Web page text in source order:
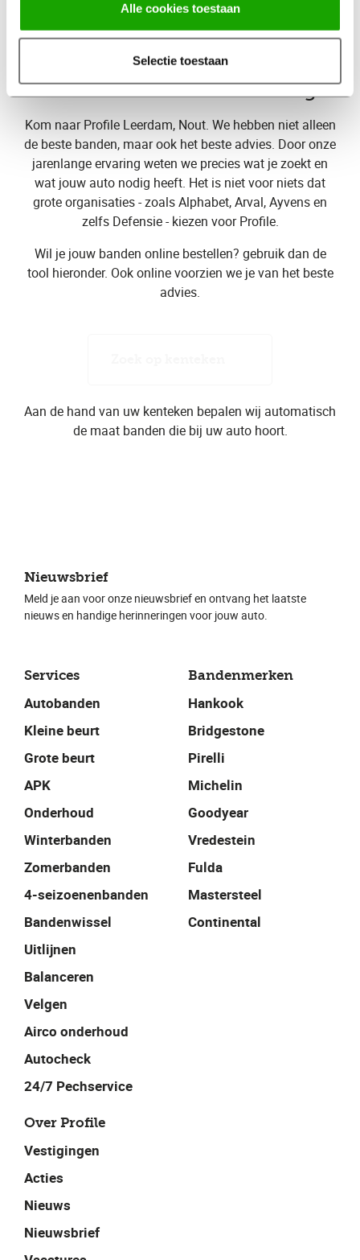
Alle cookies toestaan
Selectie toestaan
vervangen. Voor winterbanden adviseren wij om met
minimaal 4 mm profieldiepte te rijden.
Welkebanden heb ik nodig?
Kom naar Profile Leerdam, Nout. We hebben niet alleen
de beste banden, maar ook het beste advies. Door onze
jarenlange ervaring weten we precies wat je zoekt en
wat jouw auto nodig heeft. Het is niet voor niets dat
grote organisaties - zoals Alphabet, Arval, Ayvens en
zelfs Defensie - kiezen voor Profile.
Wil je jouw banden online bestellen? gebruik dan de
tool hieronder. Ook online voorzien we je van het beste
advies.
Aan de hand van uw kenteken bepalen wij automatisch
de maat banden die bij uw auto hoort.
Services
Autobanden
Kleine beurt
Grote beurt
APK
Onderhoud
Winterbanden
Zomerbanden
4-seizoenenbanden
Bandenwissel
Uitlijnen
Balanceren
Velgen
Airco onderhoud
Autocheck
24/7 Pechservice
Bandenmerken
Hankook
Bridgestone
Pirelli
Michelin
Goodyear
Vredestein
Fulda
Mastersteel
Continental
Over Profile
Vestigingen
Acties
Nieuws
Nieuwsbrief
Nieuwsbrief
Meld je aan voor onze nieuwsbrief en ontvang het laatste
nieuws en handige herinneringen voor jouw auto.